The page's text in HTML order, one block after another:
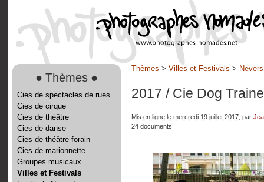
● Thèmes ●
Cies de spectacles de rues
Cies de cirque
Cies de théâtre
Cies de danse
Cies de théâtre forain
Cies de marionnette
Groupes musicaux
Villes et Festivals
Thèmes > Villes et Festivals >
2017 / Cie Dog
Mis en ligne le mercredi 19 juillet 2017, par
24 documents